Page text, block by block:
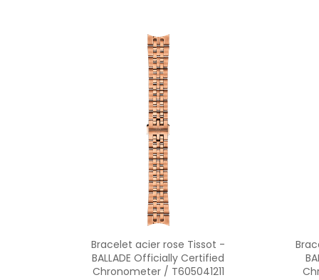
Bracelet acier rose Tissot -
BALLADE Officially Certified
Chronometer / T605041211